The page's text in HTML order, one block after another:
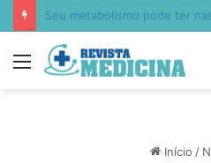
Menu
Início /